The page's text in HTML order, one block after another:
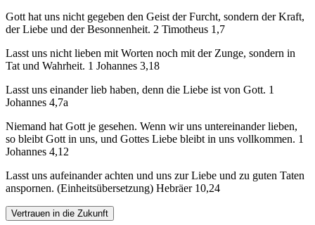
Gott hat uns nicht gegeben den Geist der Furcht, sondern der Kraft,
der Liebe und der Besonnenheit. 2 Timotheus 1,7
Lasst uns nicht lieben mit Worten noch mit der Zunge, sondern in
Tat und Wahrheit. 1 Johannes 3,18
Lasst uns einander lieb haben, denn die Liebe ist von Gott. 1
Johannes 4,7a
Niemand hat Gott je gesehen. Wenn wir uns untereinander lieben,
so bleibt Gott in uns, und Gottes Liebe bleibt in uns vollkommen. 1
Johannes 4,12
Lasst uns aufeinander achten und uns zur Liebe und zu guten Taten
anspornen. (Einheitsübersetzung) Hebräer 10,24
Vertrauen in die Zukunft